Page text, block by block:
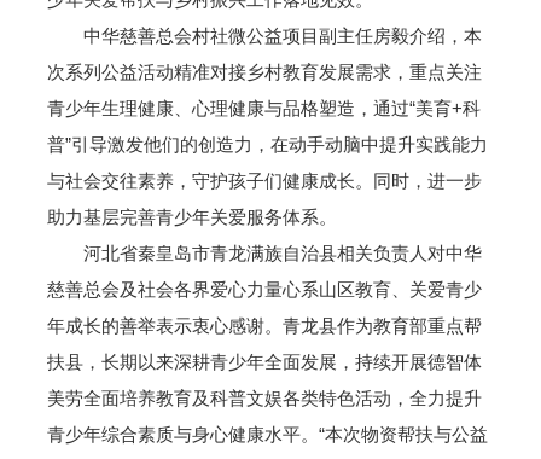
中华慈善总会村社微公益项目副主任房毅介绍，本
次系列公益活动精准对接乡村教育发展需求，重点关注
青少年生理健康、心理健康与品格塑造，通过“美育+科
普”引导激发他们的创造力，在动手动脑中提升实践能力
与社会交往素养，守护孩子们健康成长。同时，进一步
助力基层完善青少年关爱服务体系。
河北省秦皇岛市青龙满族自治县相关负责人对中华
慈善总会及社会各界爱心力量心系山区教育、关爱青少
年成长的善举表示衷心感谢。青龙县作为教育部重点帮
扶县，长期以来深耕青少年全面发展，持续开展德智体
美劳全面培养教育及科普文娱各类特色活动，全力提升
青少年综合素质与身心健康水平。“本次物资帮扶与公益